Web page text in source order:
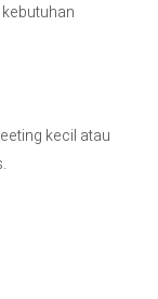
kecil atau